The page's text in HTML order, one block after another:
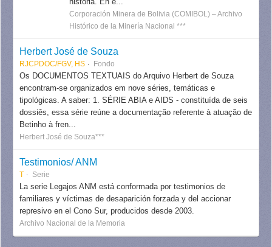
Corporación Minera de Bolivia (COMIBOL) – Archivo
Histórico de la Minería Nacional ***
Herbert José de Souza
RJCPDOC/FGV, HS Fondo
Os DOCUMENTOS TEXTUAIS do Arquivo Herbert de Souza
encontram-se organizados em nove séries, temáticas e
tipológicas. A saber: 1. SÉRIE ABIA e AIDS - constituída de seis
dossiês, essa série reúne a documentação referente à atuação de
Betinho à fren...
Herbert José de Souza***
Testimonios/ ANM
T Serie
La serie Legajos ANM está conformada por testimonios de
familiares y víctimas de desaparición forzada y del accionar
represivo en el Cono Sur, producidos desde 2003.
Archivo Nacional de la Memoria